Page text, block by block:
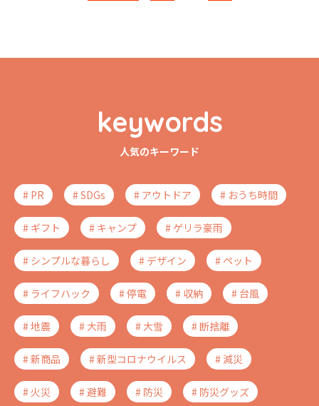
keywords
人気のキーワード
# PR # SDGs # アウトドア # おうち時間
# ギフト # キャンプ # ゲリラ豪雨
# シンプルな暮らし # デザイン # ペット
# ライフハック # 停電 # 収納 # 台風
# 地震 # 大雨 # 大雪 # 断捨離
# 新商品 # 新型コロナウイルス # 減災
# 火災 # 避難 # 防災 # 防災グッズ